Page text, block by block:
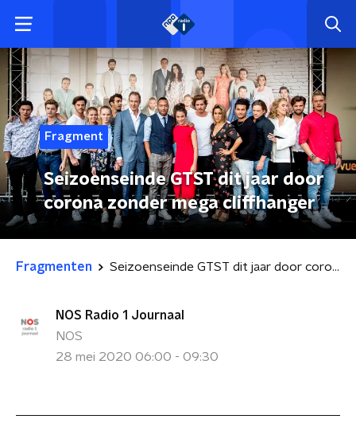
Fragment
Seizoenseinde GTST dit jaar door
corona zonder mega cliffhanger
Fragmenten Seizoenseinde GTST dit jaar door corona zonder mega cliffhanger
NOS Radio 1 Journaal
NOS
28 mei 2020 06:00 - 09:30